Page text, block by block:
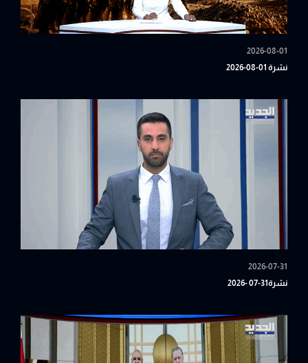
2026-08-01
نشرة 01-08-2026
2026-07-31
نشرة31-07 -2026